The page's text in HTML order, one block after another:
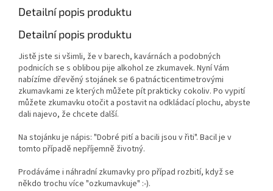
Detailní popis produktu
Detailní popis produktu
Jistě jste si všimli, že v barech, kavárnách a podobných
podnicích se s oblibou pije alkohol ze zkumavek. Nyní Vám
nabízíme dřevěný stojánek se 6 patnácticentimetrovými
zkumavkami ze kterých můžete pít prakticky cokoliv. Po vypití
můžete zkumavku otočit a postavit na odkládací plochu, abyste
dali najevo, že chcete další.
Na stojánku je nápis: "Dobré pití a bacili jsou v řiti". Bacil je v
tomto případě nepříjemně životný.
Prodáváme i náhradní zkumavky pro případ rozbití, když se
někdo trochu více "ozkumavkuje" :-).